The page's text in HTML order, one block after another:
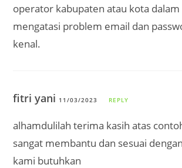
operator kabupaten atau kota dalam
mengatasi problem email dan
kenal.
fitri yani 11/03/2023 REPLY
alhamdulilah terima kasih atas
sangat membantu dan sesuai
kami butuhkan